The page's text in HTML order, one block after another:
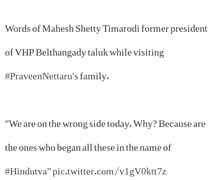
Words of Mahesh Shetty Timarodi former president
of VHP Belthangady taluk while visiting
#PraveenNettaru's family.
"We are on the wrong side today. Why? Because are
the ones who began all these in the name of
#Hindutva"pic.twitter.com/v1gV0ktt7z